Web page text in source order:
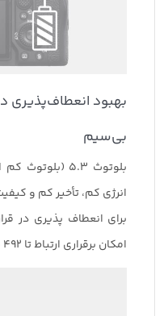
بهبود انعطاف‌پذیری
بی‌سیم
بلوتوث 5.3 (بلوتوث کم انرژی) و
انرژی کم، تأخیر کم و
برای انعطاف پذیری در
امکان برقراری ارتباط تا 492 فوت (150 متر) وجود دارد.